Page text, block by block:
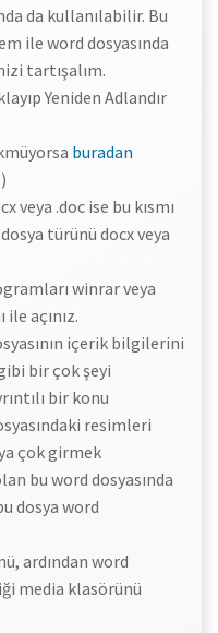
da kullanılabilir. Bu
ile word dosyasında
tartışalım.
Yeniden Adlandır
buradan
veya .doc ise bu kısmı
türünü docx veya
winrar veya
açınız.
içerik bilgilerini
bir çok şeyi
bir konu
resimleri
çok girmek
bu word dosyasında
dosya word
ardından word
media klasörünü